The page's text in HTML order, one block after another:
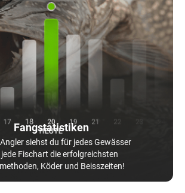
Fangstatistiken
siehst du für jedes Gewässer
Fischart die erfolgreichsten
Köder und Beisszeiten!